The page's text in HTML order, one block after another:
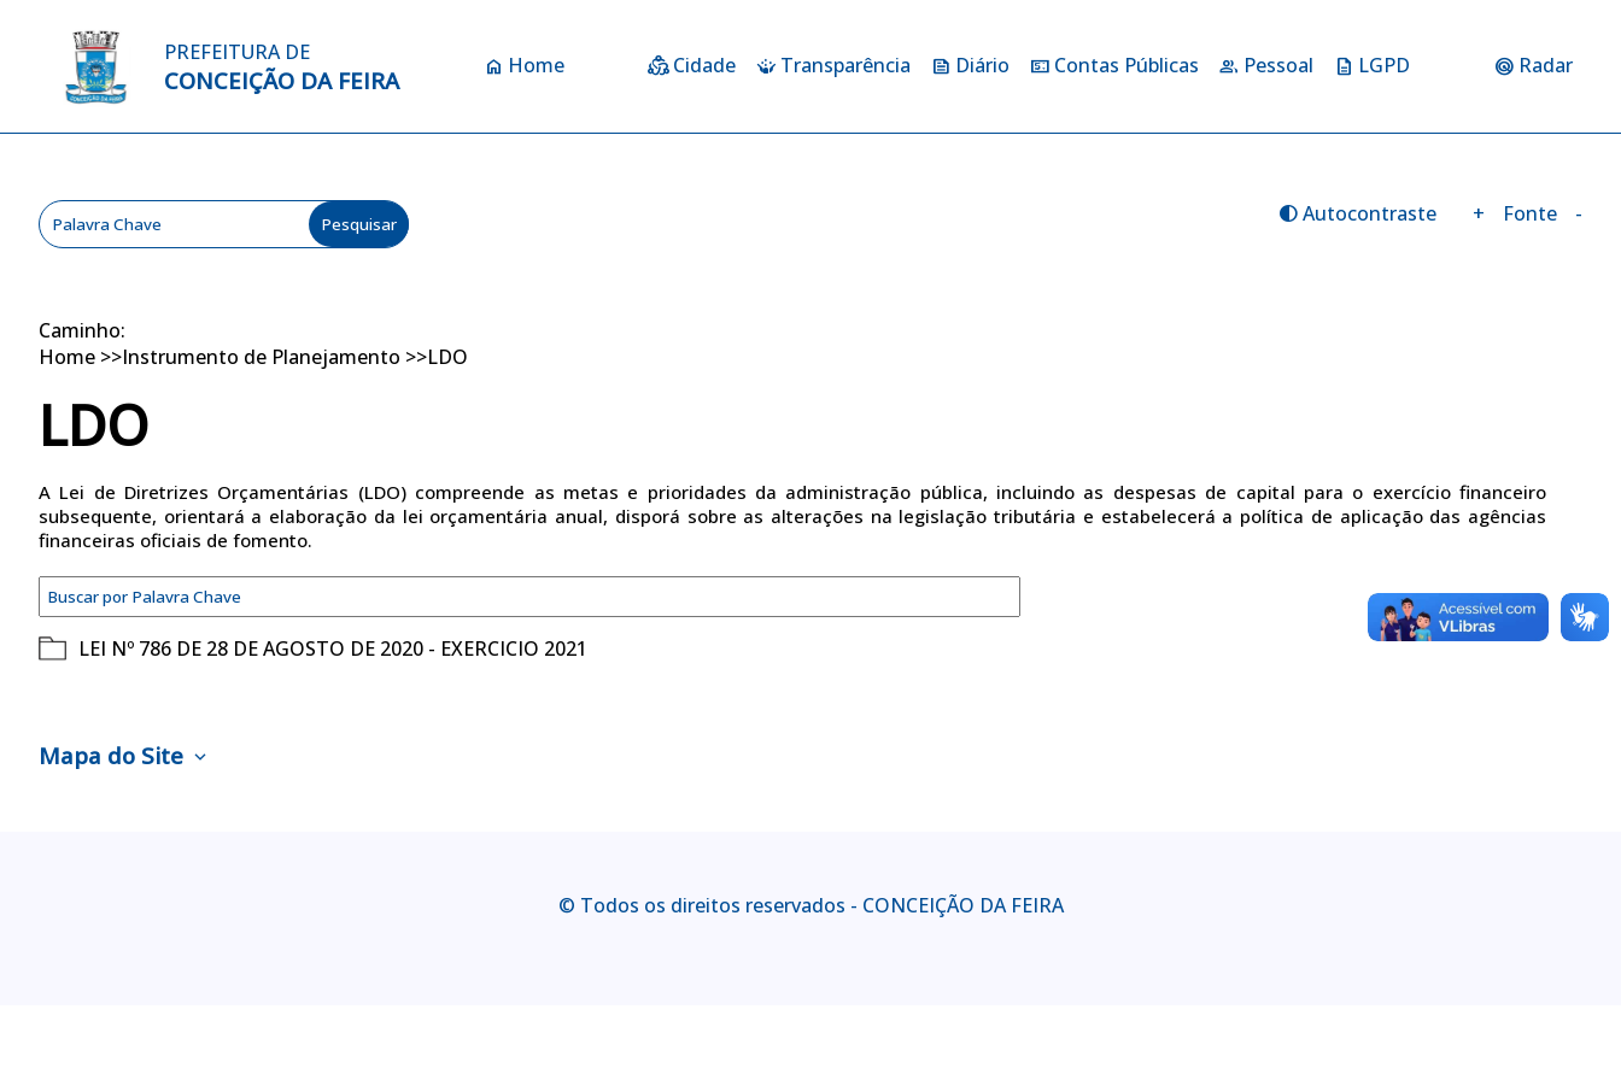
PREFEITURA DE
CONCEIÇÃO DA FEIRA home Home diversity_2Cidade crowdsource Transparência feed Diário price_change Contas Públicas group Pessoal description LGPD radar Radar
contrastAutocontraste + Fonte -
Caminho:
Home >>Instrumento de Planejamento >>LDO
LDO
A Lei de Diretrizes Orçamentárias (LDO) compreende as metas e prioridades da administração pública, incluindo as despesas de capital para o exercício financeiro
subsequente, orientará a elaboração da lei orçamentária anual, disporá sobre as alterações na legislação tributária e estabelecerá a política de aplicação das agências
financeiras oficiais de fomento.
LEI Nº 786 DE 28 DE AGOSTO DE 2020 - EXERCICIO 2021
Mapa do Site expand_more
© Todos os direitos reservados - CONCEIÇÃO DA FEIRA